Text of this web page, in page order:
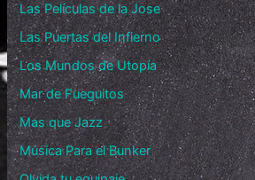
Las Películas de la Jose
Las Puertas del Infierno
Los Mundos de Utopía
Mar de Fueguitos
Mas que Jazz
Música Para el Bunker